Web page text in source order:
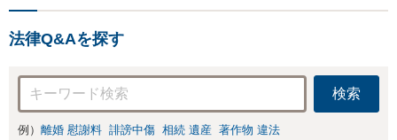
で金銭的に満足で
きる解決を目指し
ます。
法律Q&Aを探す
検索
例） 離婚 慰謝料 誹謗中傷 相続 遺産 著作物 違法